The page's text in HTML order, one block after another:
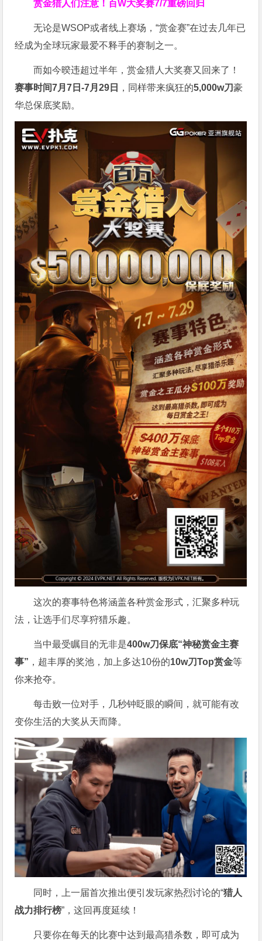
赏金猎人们注意！ 百W大奖赛7/7重磅回归
无论是WSOP或者线上赛场，“赏金赛”在过去几年已
经成为全球玩家最爱不释手的赛制之一。
而如今暌违超过半年，赏金猎人大奖赛又回来了！
赛事时间7月7日-7月29日
，同样带来疯狂的5,000w刀豪
华总保底奖励。
这次的赛事特色将涵盖各种赏金形式，汇聚多种玩
法，让选手们尽享狩猎乐趣。
当中最受瞩目的无非是400w刀保底“神秘赏金主赛
事” ，超丰厚的奖池，加上多达10份的10w刀Top赏金等
你来抢夺。
每击败一位对手，几秒钟眨眼的瞬间，就可能有改
变你生活的大奖从天而降。
同时，上一届首次推出便引发玩家热烈讨论的“猎人
战力排行榜”，这回再度延续！
只要你在每天的比赛中达到最高猎杀数，即可成为